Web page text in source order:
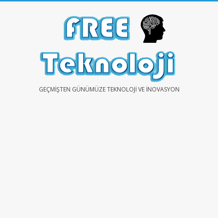
FREEGEÇMIŞTEN GÜNÜMÜZE TEKNOLOJI VE İNOVASYON